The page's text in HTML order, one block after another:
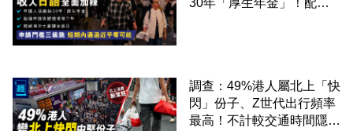
30年「厚生年金」！配偶
調查：49%港人屬北上「快
閃」份子、Z世代出行頻率
最高！不計較交通時間隱形